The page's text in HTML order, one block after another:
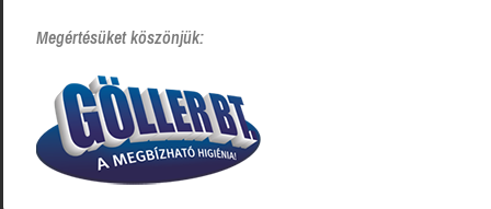
Megértésüket köszönjük: